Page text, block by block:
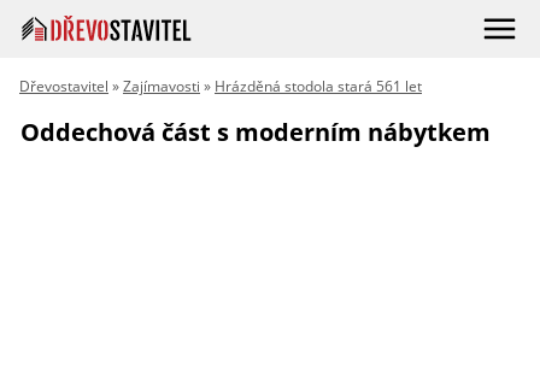
Dřevostavitel »Zajímavosti » Hrázděná stodola stará 561 let
Oddechová část s moderním nábytkem